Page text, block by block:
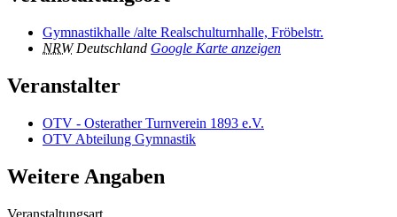
Gymnastikhalle /alte Realschulturnhalle, Fröbelstr.
NRW Deutschland Google Karte anzeigen
Veranstalter
OTV - Osterather Turnverein 1893 e.V.
OTV Abteilung Gymnastik
Weitere Angaben
Veranstaltungsart